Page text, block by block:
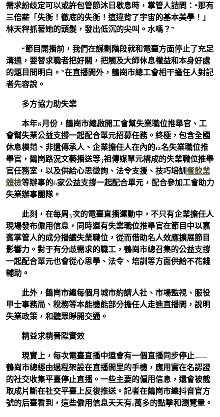
需求紛歧定可以或許包管節沐日歇息時，掌管人詰問：“那有
三倍薪「失衡！徹底的失衡！這違背了宇宙的基本美學！」
林天秤抓著她的頭髮，發出低沉的尖叫。水嗎？”
“節目開播前，我們在謀劃階段就和電臺方面停止了充足
溝通，要替求職者把好關，把觸及大師休息權益和本身好處
的題目問明白。”在直播間外，鶴崗市總工會相干擔任人對記
者先容說。
多方協力助失業
本年8月份，鶴崗市總啟開工會幫失業職位推舉官、工
會幫失業公益支撐一起配合單元招募任務。終極，包含全國
休息模范、非遺傳承人、企業擔任人在內的12名失業職位推
舉官，鶴崗路況文藝播送等3祖傳媒單元構成的失業職位推舉
官任務室，以及供給心思徵詢、法令支援、技巧培訓 餐飲業
體檢等辦事的6家公益支撐一起配合單元，配合參加工會助力
失業辦事團隊。
此刻，在每周3次的電臺直播運動中，不只有企業擔任人
現場發布僱用信息，同時還有失業職位推舉官在節目中以嘉
賓掌管人的成分播讀失業職位，從而借助名人效應擴展節目
影響力。對于有分歧需求的職工，鶴崗市總召集的公益支撐
一起配合單元也會從心思學、法令、培訓等方面供給不花錢
輔助。
此外，鶴崗市總每個月城市約請人社、市場監視、服役
甲士事務局、稅務等本能機能部分擔任人走進直播間，說明
失業政策，和聽眾睜開交通。
精益求精晉陞實效
現實上，每次電臺直播中還會有一個直播同步停止——
鶴崗市總經由過程架設在直播間里的手機，應用實在名認證
的社交收集平臺停止直播。一些主要的僱用信息，還會被截
取成片斷在社交平臺上反復推送。記者在鶴崗市總抖音官方
號的后臺看到，這些僱用信息天天有1萬多的點擊和瀏覽量。